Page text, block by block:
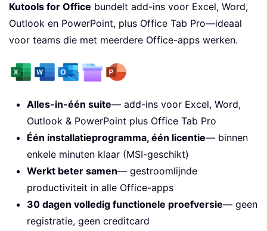
Kutools for Office bundelt add-ins voor Excel, Word,
Outlook en PowerPoint, plus Office Tab Pro—ideaal
voor teams die met meerdere Office-apps werken.
Alles-in-één suite— add-ins voor Excel, Word,
Outlook & PowerPoint plus Office Tab Pro
Één installatieprogramma, één licentie— binnen
enkele minuten klaar (MSI-geschikt)
Werkt beter samen— gestroomlijnde
productiviteit in alle Office-apps
30 dagen volledig functionele proefversie— geen
registratie, geen creditcard